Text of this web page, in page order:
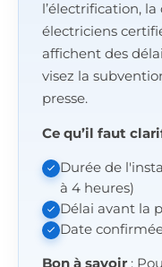
l’électrification,
électriciens
affichent des
visez la
presse.
Ce qu’il faut
Durée de
à 4 heures)
Délai avant la
Date
Bon à savoir :